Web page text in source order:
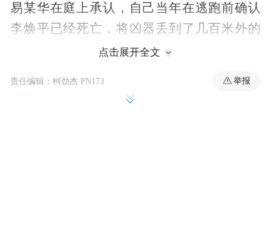
易某华在庭上承认，自己当年在逃跑前确认
李焕平已经死亡，将凶器丢到了几百米外的
地方。律师追问，若是失手杀人为何没有自
点击展开全文
责任编辑：柯劲杰 PN173 举报